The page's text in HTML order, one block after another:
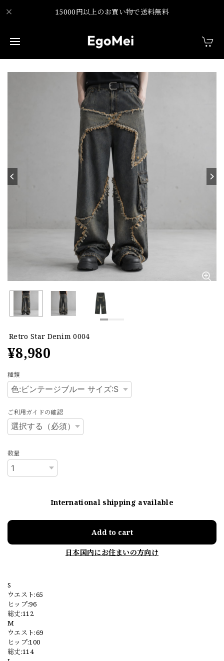
15000円以上のお買い物で送料無料
Retro Star Denim 0004
¥8,980
種類
ご利用ガイドの確認
数量
International shipping available
Add to cart
日本国内にお住まいの方向け
S
ウエスト:65
ヒップ:96
総丈:112
M
ウエスト:69
ヒップ:100
総丈:114